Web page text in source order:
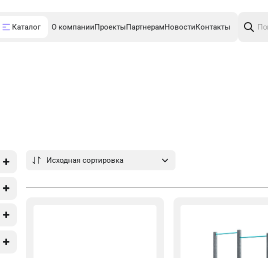
Каталог О компанииПроектыПартнерамНовостиКонтакты
товаров